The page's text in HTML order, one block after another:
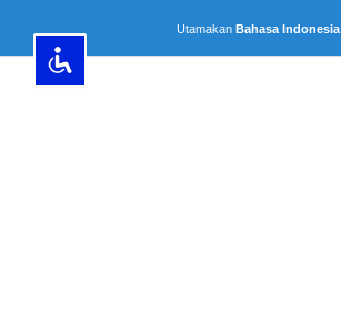
konten
Utamakan Bahasa Indonesia